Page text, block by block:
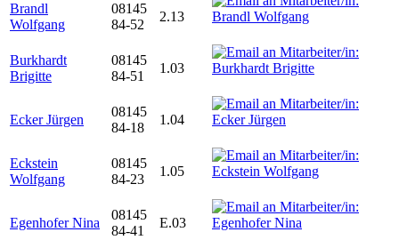
Brandl
Wolfgang
08145
84-52
2.13
Burkhardt
Brigitte
08145
84-51
1.03
Ecker Jürgen
08145
84-18
1.04
Eckstein
Wolfgang
08145
84-23
1.05
Egenhofer Nina
08145
84-41
E.03